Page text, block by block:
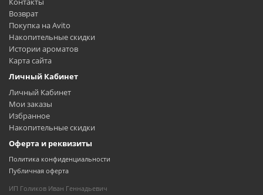
Возврат
Покупка на Avito
Накопительные скидки
Истории ароматов
Карта сайта
Личный Кабинет
Личный Кабинет
Мои заказы
Избранное
Накопительные скидки
Оферта и реквизиты
Политика конфиденциальности
Публичная оферта
ИП Голиков Иван Геннадьевич